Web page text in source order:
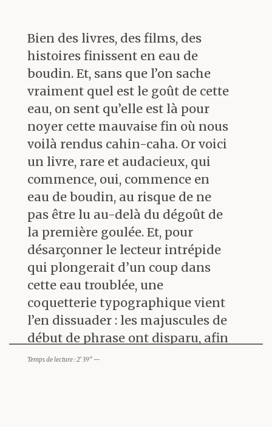
Bien des livres, des films, des
histoires finissent en eau de
boudin. Et, sans que l’on sache
vraiment quel est le goût de cette
eau, on sent qu’elle est là pour
noyer cette mauvaise fin où nous
voilà rendus cahin-caha. Or voici
un livre, rare et audacieux, qui
commence, oui, commence en
eau de boudin, au risque de ne
pas être lu au-delà du dégoût de
la première goulée. Et, pour
désarçonner le lecteur intrépide
qui plongerait d’un coup dans
cette eau troublée, une
coquetterie typographique vient
l’en dissuader : les majuscules de
début de phrase ont disparu, afin
qu’après les points tout soit arasé,
Temps de lecture : 2’ 39” —